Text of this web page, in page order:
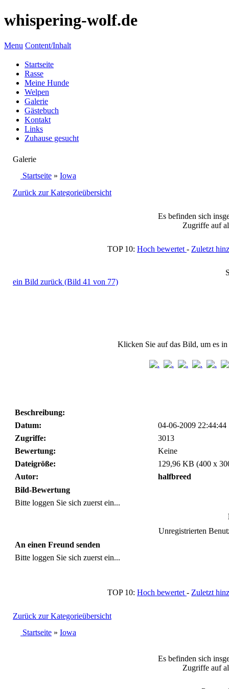
whispering-wolf.de
Menu Content/Inhalt
Startseite
Rasse
Meine Hunde
Welpen
Galerie
Gästebuch
Kontakt
Links
Zuhause gesucht
Galerie
Startseite » Iowa
Zurück zur Kategorieübersicht
Es befinden sich
Zugriffe auf
TOP 10: Hoch bewertet - Zuletzt
ein Bild zurück (Bild 41 von 77)
Klicken Sie auf das Bild, um es
Beschreibung:
Datum:
04-06-2009 22:44:44
Zugriffe:
3013
Bewertung:
Keine
Dateigröße:
129,96 KB (400 x
Autor:
halfbreed
Bild-Bewertung
Bitte loggen Sie sich zuerst ein...
Unregistrierten
An einen Freund senden
Bitte loggen Sie sich zuerst ein...
TOP 10: Hoch bewertet - Zuletzt
Zurück zur Kategorieübersicht
Startseite » Iowa
Es befinden sich
Zugriffe auf